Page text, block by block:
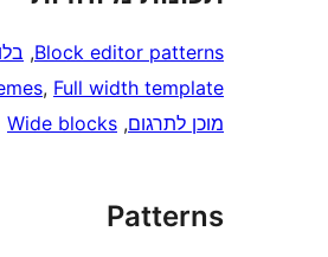
Block editor patterns
,
, Full width template
מוכן לתרגום,
Wide blocks
Patterns